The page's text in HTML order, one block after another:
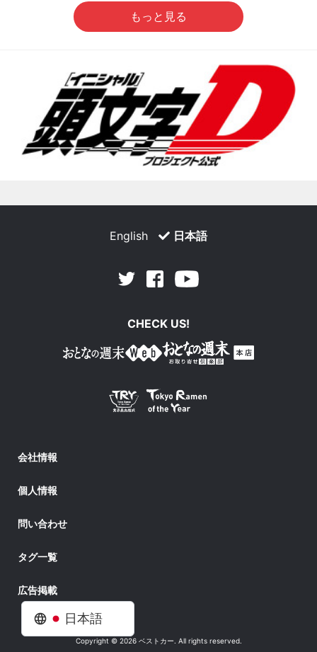
日本語
もっと見る
English 日本語
Twitter Facebook
CHECK US!
会社情報
個人情報
問い合わせ
タグ一覧
広告掲載
Copyright © 2026 ベストカー. All rights reserved.